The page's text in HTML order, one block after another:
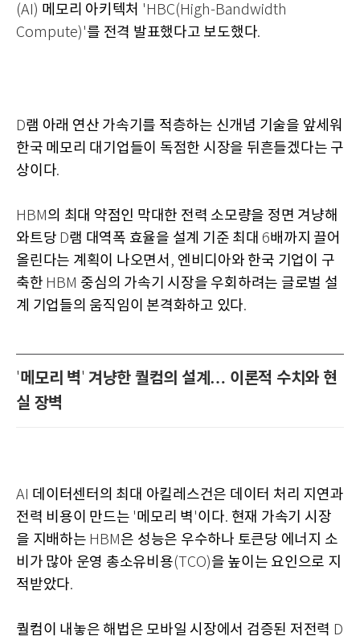
(AI) 메모리 아키텍처 'HBC(High-Bandwidth
Compute)'를 전격 발표했다고 보도했다.
D램 아래 연산 가속기를 적층하는 신개념 기술을 앞세워
한국 메모리 대기업들이 독점한 시장을 뒤흔들겠다는 구
상이다.
HBM의 최대 약점인 막대한 전력 소모량을 정면 겨냥해
와트당 D램 대역폭 효율을 설계 기준 최대 6배까지 끌어
올린다는 계획이 나오면서 , 엔비디아와 한국 기업이 구
축한 HBM 중심의 가속기 시장을 우회하려는 글로벌 설
계 기업들의 움직임이 본격화하고 있다.
'메모리 벽' 겨냥한 퀄컴의 설계… 이론적 수치와 현
실 장벽
AI 데이터센터의 최대 아킬레스건은 데이터 처리 지연과
전력 비용이 만드는 '메모리 벽 '이다. 현재 가속기 시장
을 지배하는 HBM은 성능은 우수하나 토큰당 에너지 소
비가 많아 운영 총소유비용(TCO)을 높이는 요인으로 지
적받았다.
퀄컴이 내놓은 해법은 모바일 시장에서 검증된 저전력 D